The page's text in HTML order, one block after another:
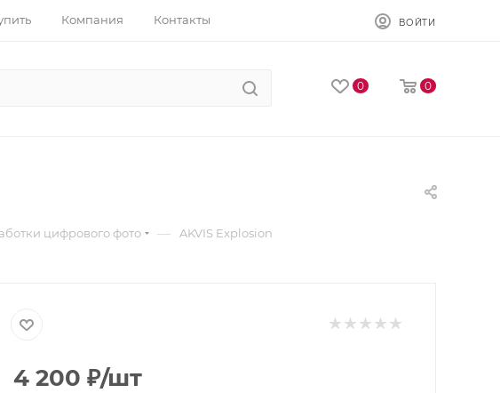
Компания Контакты ВОЙТИ
0 0
цифрового фото — AKVIS Explosion
4 200 ₽/шт